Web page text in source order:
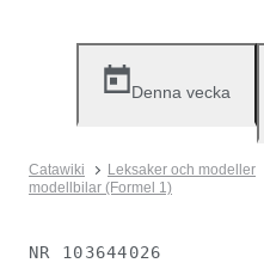
Denna vecka
Catawiki Leksaker och modeller
modellbilar (Formel 1)
NR 103644026